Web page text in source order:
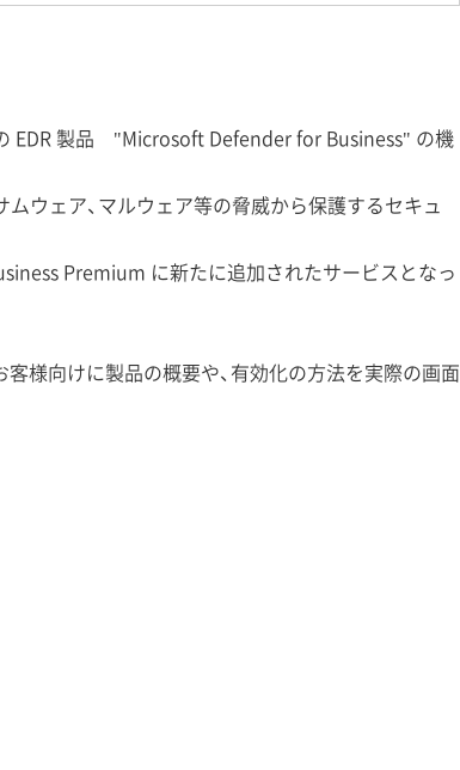
EDR 製品 "Microsoft Defender for Business" の機
ウェア、マルウェア等の脅威から保護するセキュ
Premium に新たに追加されたサービスとなっ
様向けに製品の概要や、有効化の方法を実際の画面